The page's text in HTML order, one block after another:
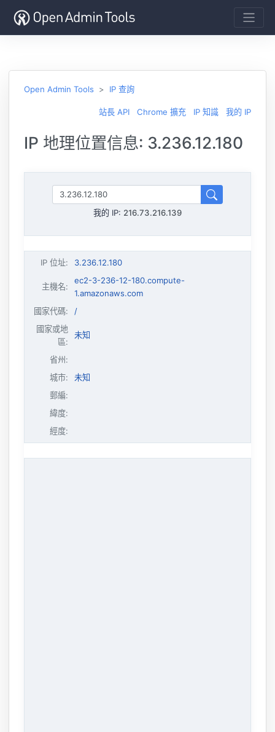
Open Admin Tools IP 查詢
站長 API Chrome 擴充 IP 知識 我的 IP
IP 地理位置信息: 3.236.12.180
我的 IP: 216.73.216.139
IP 位址: 3.236.12.180
主機名:
ec2-3-236-12-180.compute-
1.amazonaws.com
國家代碼:
/
國家或地
區:
未知
省州:
城市:
未知
郵編:
緯度:
經度: